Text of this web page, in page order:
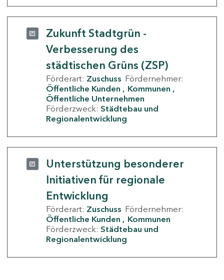
Zukunft Stadtgrün -
Verbesserung des
städtischen Grüns (ZSP)
Förderart: Zuschuss Fördernehmer:
Öffentliche Kunden
Kommunen
Öffentliche Unternehmen
Förderzweck: Städtebau und
Regionalentwicklung
Unterstützung besonderer
Initiativen für regionale
Entwicklung
Förderart: Zuschuss Fördernehmer:
Öffentliche Kunden
Kommunen
Förderzweck: Städtebau und
Regionalentwicklung